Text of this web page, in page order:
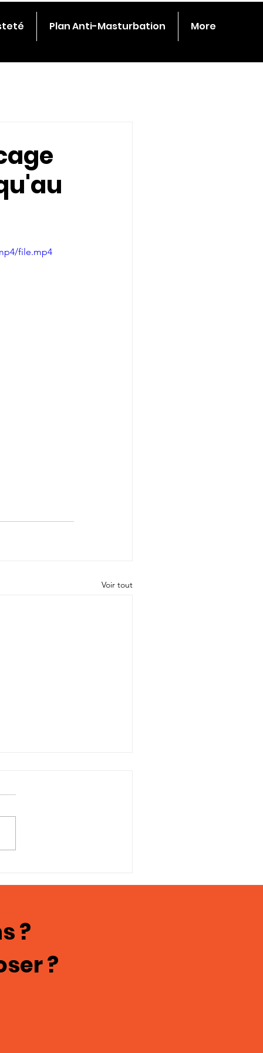
Plan Anti-Masturbation More
file.mp4
Voir tout
chasteté
?
?